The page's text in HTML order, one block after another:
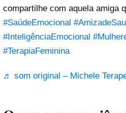
compartilhe com aquela amiga
#SaúdeEmocional
#InteligênciaEmocional
#TerapiaFeminina
♬ som original – Michele